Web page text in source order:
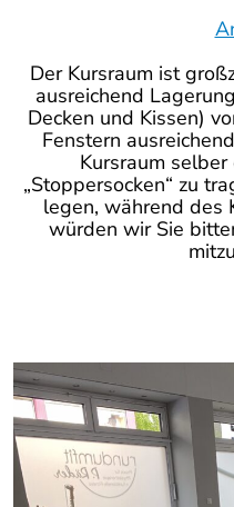
Der Kursraum ist
ausreichend
Decken und Kissen)
Fenstern
Kursraum
„Stoppersocken“ zu
legen, während des
würden wir Sie